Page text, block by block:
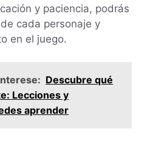
y paciencia, podrás
cada personaje y
en el juego.
Descubre qué
Lecciones y
aprender